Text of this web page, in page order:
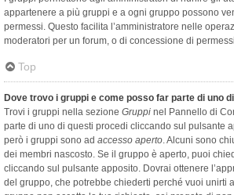
appartenere a più gruppi e a ogni gruppo possono
permessi. Questo facilita l’amministratore nelle
moderatori per un forum, o di concessione di
Top
Dove trovo i gruppi e come posso far parte di uno
Trovi i gruppi nella sezione Gruppi nel Pannello di
parte di uno di questi procedi cliccando sul pulsante
però i gruppi sono ad accesso aperto. Alcuni sono
dei membri nascosto. Se il gruppo è aperto, puoi
cliccando sul pulsante apposito. Dovrai ottenere
del gruppo, che potrebbe chiederti perché vuoi unirti